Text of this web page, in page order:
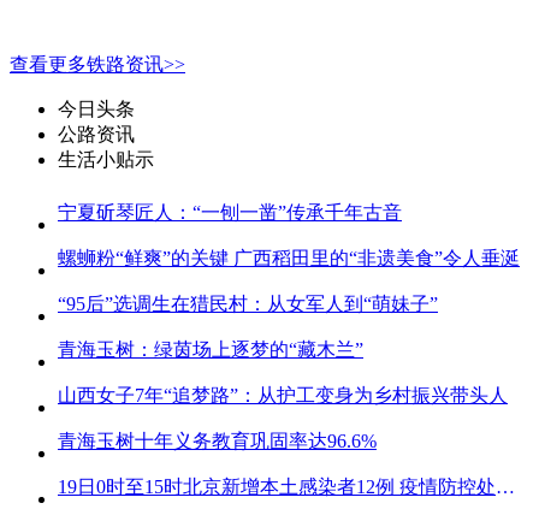
查看更多铁路资讯>>
今日头条
公路资讯
生活小贴示
宁夏斫琴匠人：“一刨一凿”传承千年古音
螺蛳粉“鲜爽”的关键 广西稻田里的“非遗美食”令人垂涎
“95后”选调生在猎民村：从女军人到“萌妹子”
青海玉树：绿茵场上逐梦的“藏木兰”
山西女子7年“追梦路”：从护工变身为乡村振兴带头人
青海玉树十年义务教育巩固率达96.6%
19日0时至15时北京新增本土感染者12例 疫情防控处关键时刻